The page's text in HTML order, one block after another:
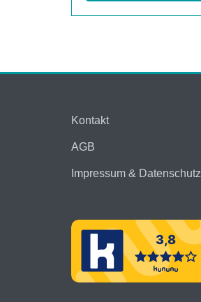
Kontakt
AGB
Impressum & Datenschutz